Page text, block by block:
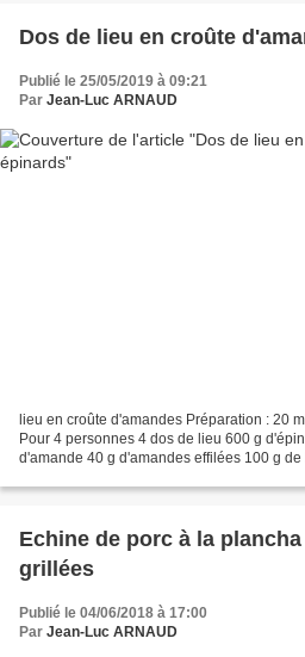
Dos de lieu en croûte
Publié le 25/05/2019 à 09:21
Par Jean-Luc ARNAUD
lieu en croûte d'amandes Préparation : 20
Pour 4 personnes 4 dos de lieu 600 g
d'amande 40 g d'amandes effilées 100 g
Echine de porc à la
grillées
Publié le 04/06/2018 à 17:00
Par Jean-Luc ARNAUD